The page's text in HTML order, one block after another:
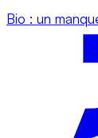
Bio : un